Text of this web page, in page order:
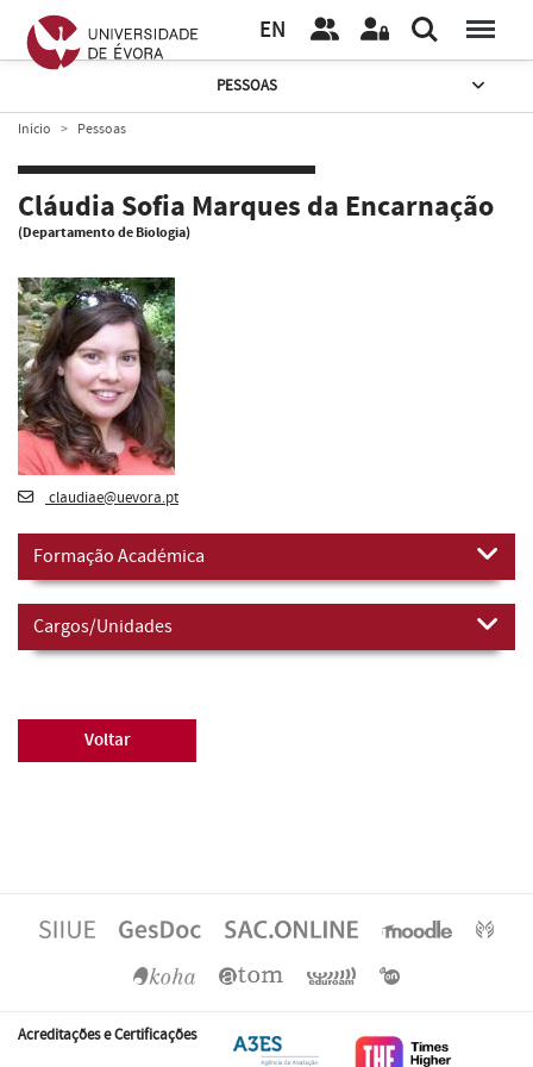
EN
PESSOAS
Início Pessoas
Cláudia Sofia Marques da Encarnação
(Departamento de Biologia)
claudiae@uevora.pt
Formação Académica
Cargos/Unidades
Voltar
Acreditações e Certificações